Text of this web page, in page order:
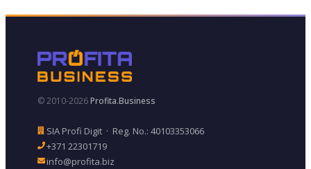
© 2010-2026Profita.Business
SIA Profi Digit · Reg. No.: 40103353066
+371 22301719
info@profita.biz